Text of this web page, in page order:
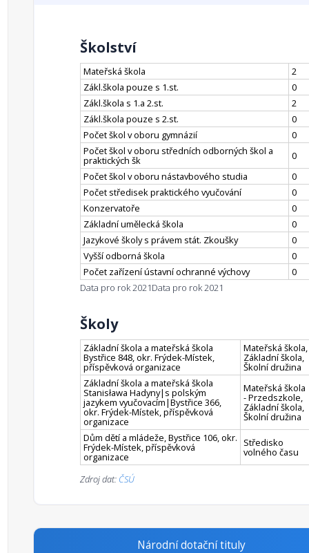
Školství
Mateřská škola
2
Zákl.škola pouze s 1.st.
0
Zákl.škola s 1.a 2.st.
2
Zákl.škola pouze s 2.st.
0
Počet škol v oboru gymnázií
0
Počet škol v oboru středních odborných škol a
praktických šk
0
Počet škol v oboru nástavbového studia
0
Počet středisek praktického vyučování
0
Konzervatoře
0
Základní umělecká škola
0
Jazykové školy s právem stát. Zkoušky
0
Vyšší odborná škola
0
Počet zařízení ústavní ochranné výchovy
0
Data pro rok 2021Data pro rok 2021
Školy
Základní škola a mateřská škola
Bystřice 848, okr. Frýdek-Místek,
příspěvková organizace
Mateřská škola,
Základní škola,
Školní družina
Základní škola a mateřská škola
Stanisława Hadyny|s polským
jazykem vyučovacím|Bystřice 366,
okr. Frýdek-Místek, příspěvková
organizace
Mateřská škola
- Przedszkole,
Základní škola,
Školní družina
Dům dětí a mládeže, Bystřice 106, okr.
Frýdek-Místek, příspěvková
organizace
Středisko
volného času
Zdroj dat: ČSÚ
Národní dotační tituly